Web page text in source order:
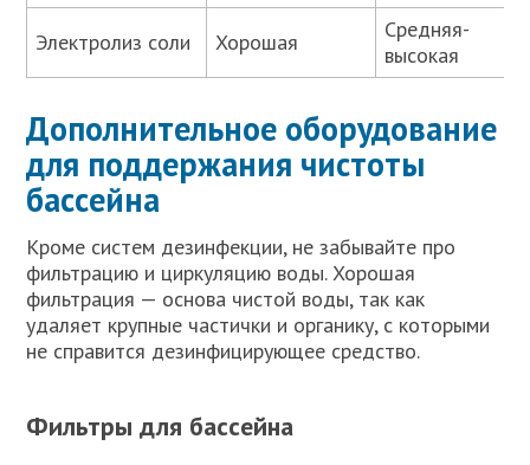
Электролиз соли Хорошая
Средняя-
высокая
Дополнительное оборудование
для поддержания чистоты
бассейна
Кроме систем дезинфекции, не забывайте про
фильтрацию и циркуляцию воды. Хорошая
фильтрация — основа чистой воды, так как
удаляет крупные частички и органику, с которыми
не справится дезинфицирующее средство.
Фильтры для бассейна